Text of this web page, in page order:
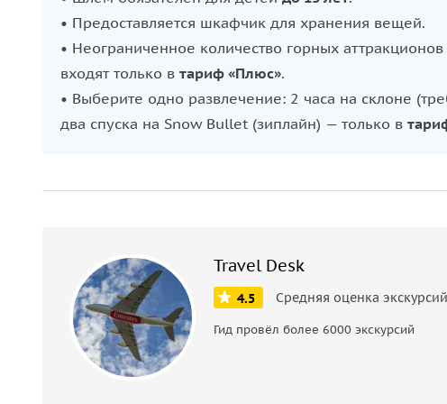
Полюбуйтесь замысловатыми снежными скульптурами
снеговика и сделайте потрясающие фотографии на
отдыха согрейтесь горячим шоколадом или
кафе сноупарка. Независимо от того, являетесь ли
• Предоставляется шкафчик для хранения вещей.
• Неограниченное количество горных
входят только в тариф «Плюс».
• Выберите одно развлечение: 2 часа на склоне
два спуска на Snow Bullet (зиплайн) — только в
Travel Desk
4.5 Средняя оценка экскурсий
Гид провёл более 6000 экскурсий